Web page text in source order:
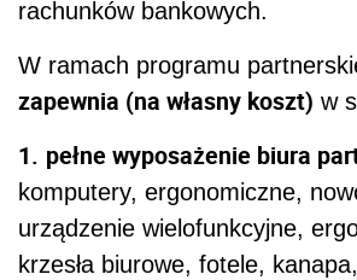
rachunków bankowych.
W ramach programu
zapewnia (na własny koszt) w
1. pełne wyposażenie biura
komputery, ergonomiczne,
urządzenie wielofunkcyjne,
krzesła biurowe, fotele,